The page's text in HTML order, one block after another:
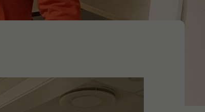
Layout​
Affärsutveckling